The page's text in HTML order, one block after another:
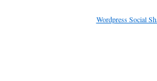
Wordpress Social